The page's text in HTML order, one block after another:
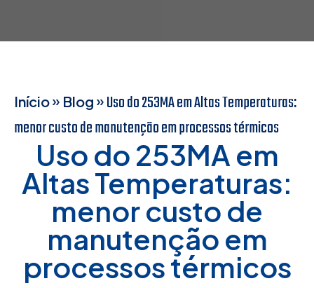
Início» Blog »Uso do 253MA em Altas Temperaturas:
menor custo de manutenção em processos térmicos
Uso do 253MA em
Altas Temperaturas:
menor custo de
manutenção em
processos térmicos